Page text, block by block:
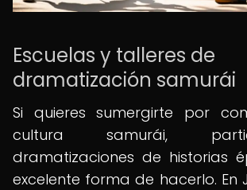
Escuelas y talleres de
dramatización samurái
Si quieres sumergirte por
cultura samurái,
dramatizaciones de historias
excelente forma de hacerlo. En